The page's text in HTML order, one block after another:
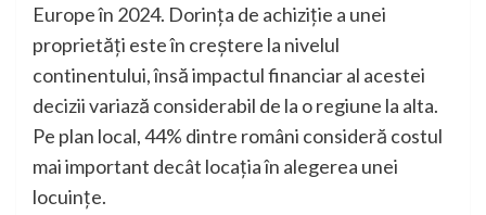
Europe în 2024. Dorința de achiziție a unei
proprietăți este în creștere la nivelul
continentului, însă impactul financiar al acestei
decizii variază considerabil de la o regiune la alta.
Pe plan local, 44% dintre români consideră costul
mai important decât locația în alegerea unei
locuințe.